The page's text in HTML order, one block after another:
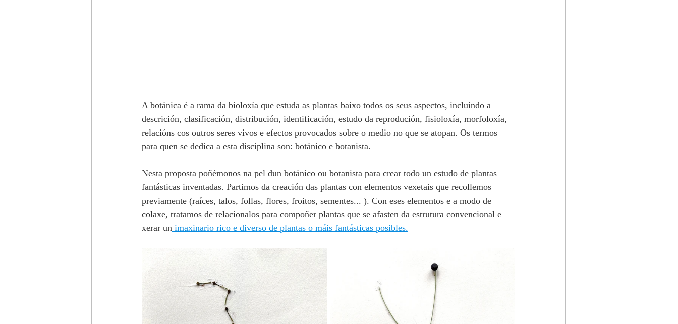
A botánica é a rama da bioloxía que estuda as plantas baixo todos os seus aspectos, incluíndo a
descrición, clasificación, distribución, identificación, estudo da reprodución, fisioloxía, morfoloxía,
relacións cos outros seres vivos e efectos provocados sobre o medio no que se atopan.​ Os termos
para quen se dedica a esta disciplina son: botánico e botanista.
Nesta proposta poñémonos na pel dun botánico ou botanista para crear todo un estudo de plantas
fantásticas inventadas. Partimos da creación das plantas con elementos vexetais que recollemos
previamente (raíces, talos, follas, flores, froitos, sementes... ). Con eses elementos e a modo de
colaxe, tratamos de relacionalos para compoñer plantas que se afasten da estrutura convencional e
xerar un imaxinario rico e diverso de plantas o máis fantásticas posibles.